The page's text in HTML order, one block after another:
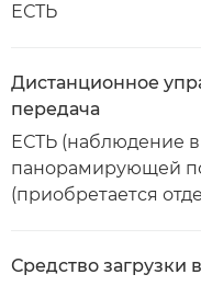
ЕСТЬ
Дистанционное
передача
ЕСТЬ (наблюдение
панорамирующей
(приобретается
Средство загрузки